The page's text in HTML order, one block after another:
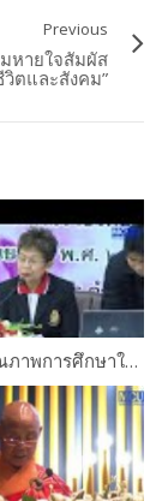
Previous
หายใจสัมผัส
ตและสังคม”
การพัฒนาคุณภาพการศึกษาในสถาบันศึกษา : ครูกับการประกันคุณภาพการศึกษา โดย ดร.นิทรา ฉิ่นไพศาล